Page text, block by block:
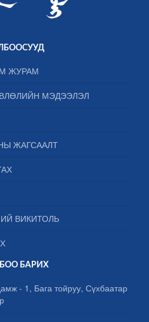
ЖУРАМ
МЭДЭЭЛЭЛ
ЖАГСААЛТ
ВИКИТОЛЬ
БАРИХ
- 1, Бага тойруу, Сүхбаатар